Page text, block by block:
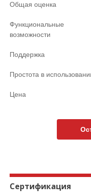
Общая оценка
Функциональные
возможности
Поддержка
Простота в
Цена
Сертификация